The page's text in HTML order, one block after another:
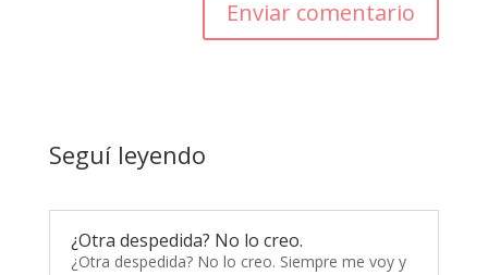
Enviar comentario
Seguí leyendo
¿Otra despedida? No lo creo.
¿Otra despedida? No lo creo. Siempre me voy y